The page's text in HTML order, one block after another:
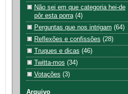
Não sei em que categoria hei-de
pôr esta porra (4)
Perguntas que nos intrigam (64)
Reflexões e confissões (28)
Truques e dicas (46)
Twitta-mos (34)
Votações (3)
Arquivo